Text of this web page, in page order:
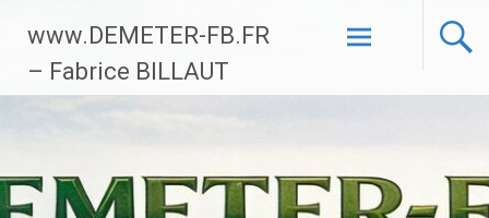
contenu
principal
www.DEMETER-FB.FR
– Fabrice BILLAUT